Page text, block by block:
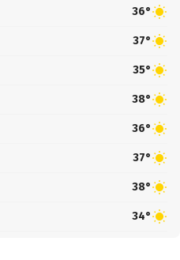
36°
37°
35°
38°
36°
37°
38°
34°